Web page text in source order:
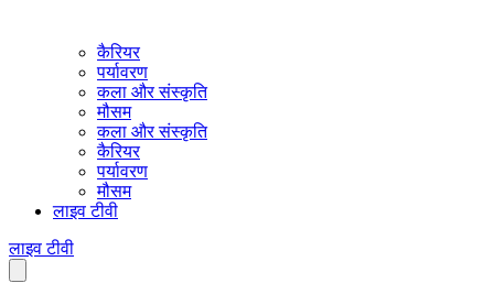
कैरियर
पर्यावरण
कला और संस्कृति
मौसम
कला और संस्कृति
कैरियर
पर्यावरण
मौसम
लाइव टीवी
लाइव टीवी